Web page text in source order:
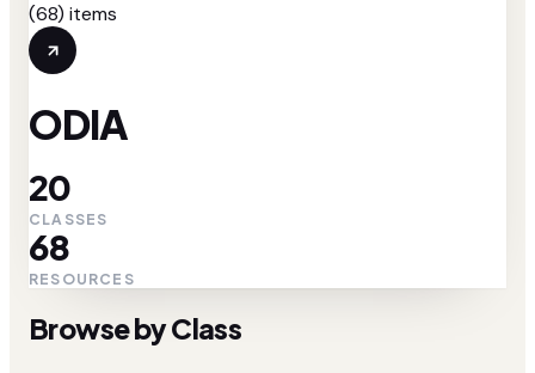
(68) items
ODIA
20
CLASSES
68
RESOURCES
Browse by Class